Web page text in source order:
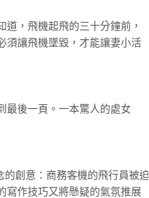
，飛機起飛的三十分鐘前，
須讓飛機墜毀，才能讓妻小活
最後一頁。一本驚人的處女
創意：商務客機的飛行員被迫
寫作技巧又將懸疑的氣氛推展